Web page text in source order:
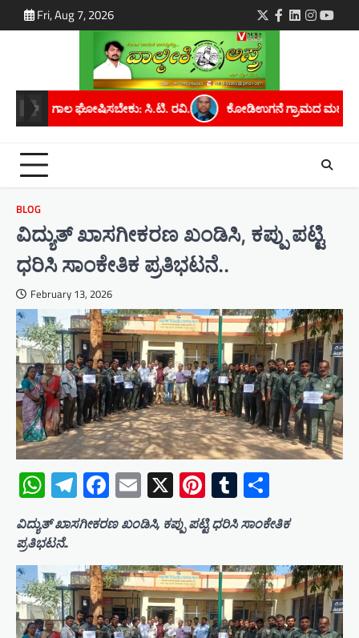
to
Fri, Aug 7, 2026 Twitter
Facebook
LinkedIn
ರವಿ. ಕೋಡಿಉಗನೆ ಗ್ರಾಮದ ಮಹೇಶ್ ಕೆ. ಅವರಿಗೆ ಮೈಸೂರು
BLOG
ವಿದ್ಯುತ್ ಖಾಸಗೀಕರಣ ಖಂಡಿಸಿ, ಕಪ್ಪು ಪಟ್ಟಿ
ಧರಿಸಿ ಸಾಂಕೇತಿಕ ಪ್ರತಿಭಟನೆ..
February 13, 2026
WhatsApp
Telegram
Facebook
Email
X Pinterest
Tumblr
ವಿದ್ಯುತ್ ಖಾಸಗೀಕರಣ ಖಂಡಿಸಿ, ಕಪ್ಪು ಪಟ್ಟಿ ಧರಿಸಿ ಸಾಂಕೇತಿಕ
ಪ್ರತಿಭಟನೆ..